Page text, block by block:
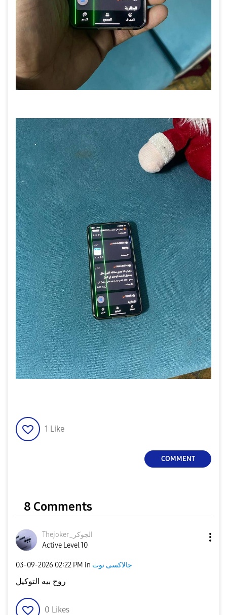
1 Like
COMMENT
8 Comments
Thejoker_الجوكر
Active Level 10
‎03-09-2026 02:22 PM in جالاكسى نوت
روح بيه التوكيل
0 Likes